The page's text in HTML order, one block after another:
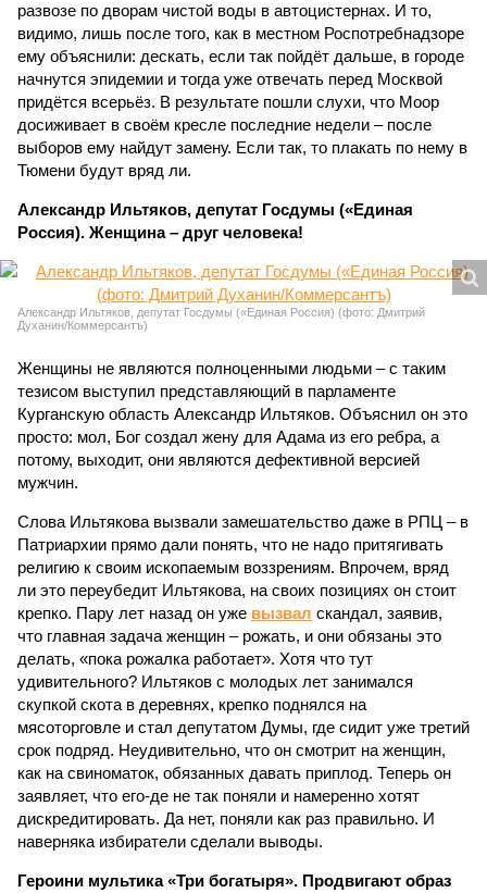
развозе по дворам чистой воды в автоцистернах. И то,
видимо, лишь после того, как в местном Роспотребнадзоре
ему объяснили: дескать, если так пойдёт дальше, в городе
начнутся эпидемии и тогда уже отвечать перед Москвой
придётся всерьёз. В результате пошли слухи, что Моор
досиживает в своём кресле последние недели – после
выборов ему найдут замену. Если так, то плакать по нему в
Тюмени будут вряд ли.
Александр Ильтяков, депутат Госдумы («Единая
Россия). Женщина – друг человека!
Александр Ильтяков, депутат Госдумы («Единая Россия) (фото: Дмитрий
Духанин/Коммерсантъ)
Женщины не являются полноценными людьми – с таким
тезисом выступил представляющий в парламенте
Курганскую область Александр Ильтяков. Объяснил он это
просто: мол, Бог создал жену для Адама из его ребра, а
потому, выходит, они являются дефективной версией
мужчин.
Слова Ильтякова вызвали замешательство даже в РПЦ – в
Патриархии прямо дали понять, что не надо притягивать
религию к своим ископаемым воззрениям. Впрочем, вряд
ли это переубедит Ильтякова, на своих позициях он стоит
крепко. Пару лет назад он уже вызвал скандал, заявив,
что главная задача женщин – рожать, и они обязаны это
делать, «пока рожалка работает». Хотя что тут
удивительного? Ильтяков с молодых лет занимался
скупкой скота в деревнях, крепко поднялся на
мясоторговле и стал депутатом Думы, где сидит уже третий
срок подряд. Неудивительно, что он смотрит на женщин,
как на свиноматок, обязанных давать приплод. Теперь он
заявляет, что его-де не так поняли и намеренно хотят
дискредитировать. Да нет, поняли как раз правильно. И
наверняка избиратели сделали выводы.
Героини мультика «Три богатыря». Продвигают образ